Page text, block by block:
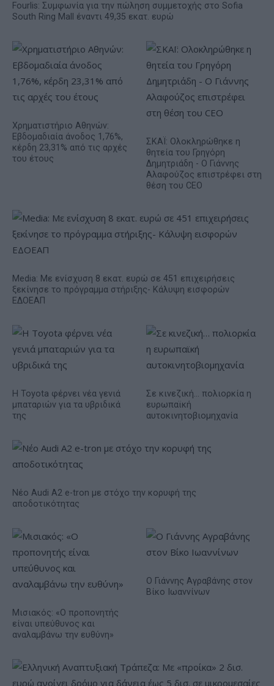
Fourlis: Συμφωνία για την πώληση συμμετοχής στο Sofia
South Ring Mall έναντι 49,35 εκατ. ευρώ
Χρηματιστήριο Αθηνών:
Εβδομαδιαία άνοδος 1,76%,
κέρδη 23,31% από τις αρχές
του έτους
ΣΚΑΪ: Ολοκληρώθηκε η
θητεία του Γρηγόρη
Δημητριάδη - Ο Γιάννης
Αλαφούζος επιστρέφει στη
θέση του CEO
Media: Με ενίσχυση 8 εκατ. ευρώ σε 451 επιχειρήσεις
ξεκίνησε το πρόγραμμα στήριξης- Κάλυψη εισφορών
ΕΔΟΕΑΠ
Η Toyota φέρνει νέα γενιά
μπαταριών για τα υβριδικά
της
Σε κινεζική… πολιορκία η
ευρωπαϊκή
αυτοκινητοβιομηχανία
Νέο Audi A2 e-tron με στόχο την κορυφή της
αποδοτικότητας
Μισιακός: «Ο προπονητής
είναι υπεύθυνος και
αναλαμβάνω την ευθύνη»
Ο Γιάννης Αγραβάνης στον
Βίκο Ιωαννίνων